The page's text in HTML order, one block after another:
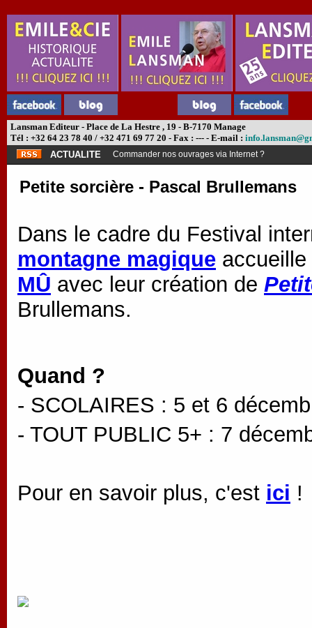
Lansman Editeur - Place de La Hestre , 19 - B-7170 Manage
Tél : +32 64 23 78 40 / +32 471 69 77 20 - Fax : --- - E-mail :
ACTUALITE
Commander nos ouvrages via Internet ?
Petite sorcière - Pascal Brullemans
Dans le cadre du Festival
montagne magique
MÛ avec leur création de
Brullemans.
Quand ?
- SCOLAIRES : 5 et 6
- TOUT PUBLIC 5+ : 7
Pour en savoir plus, c'est ici !